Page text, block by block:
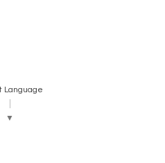
Language
▼